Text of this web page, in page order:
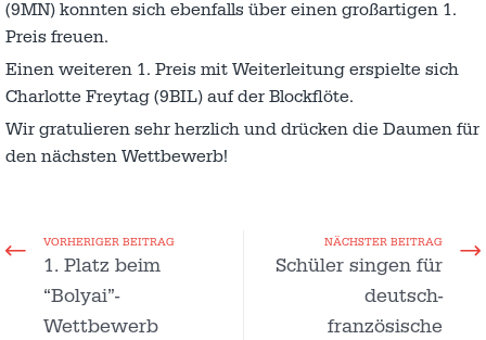
(9MN) konnten sich ebenfalls über einen großartigen 1.
Preis freuen.
Einen weiteren 1. Preis mit Weiterleitung erspielte sich
Charlotte Freytag (9BIL) auf der Blockflöte.
Wir gratulieren sehr herzlich und drücken die Daumen für
den nächsten Wettbewerb!
VORHERIGER BEITRAG
1. Platz beim
“Bolyai”-
Wettbewerb
NÄCHSTER BEITRAG
Schüler singen für
deutsch-
französische